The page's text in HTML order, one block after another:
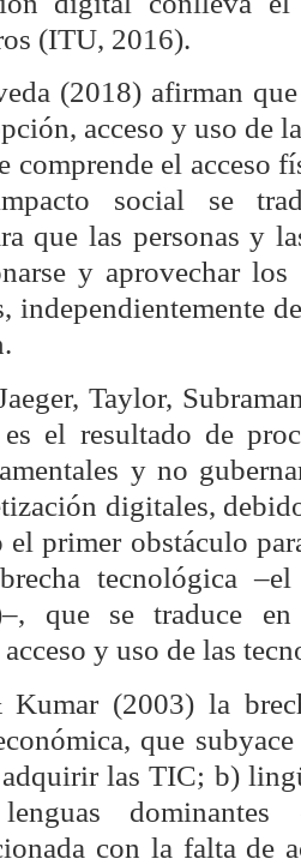
(ITU, 2016).
(2018) afirman
acceso y uso de
comprende el acceso
social se
que las personas y
y aprovechar
independientemente
Taylor,
el resultado de
y no
digitales,
el primer obstáculo
tecnológica
que se traduce
y uso de las
Kumar (2003) la
que
las TIC; b)
con la falta de